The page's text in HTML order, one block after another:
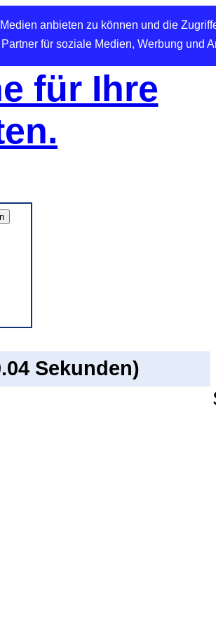
anbieten zu können und die
für soziale Medien, Werbung und
für Ihre
Sekunden)